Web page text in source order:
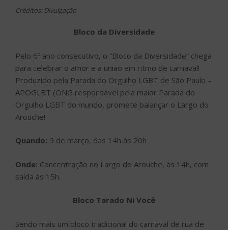
Créditos: Divulgação
Bloco da Diversidade
Pelo 6º ano consecutivo, o “Bloco da Diversidade” chega
para celebrar o amor e a união em ritmo de carnaval!
Produzido pela Parada do Orgulho LGBT de São Paulo –
APOGLBT (ONG responsável pela maior Parada do
Orgulho LGBT do mundo, promete balançar o Largo do
Arouche!
Quando: 9 de março, das 14h às 20h
Onde: Concentração no Largo do Arouche, às 14h, com
saída às 15h.
Bloco Tarado Ni Você
Sendo mais um bloco tradicional do carnaval de rua de